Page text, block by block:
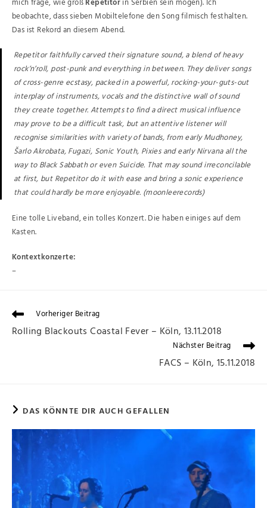
beobachte, dass sieben Mobiltelefone den Song filmisch festhalten.
Das ist Rekord an diesem Abend.
Repetitor faithfully carved their signature sound, a blend of heavy
rock’n’roll, post-punk and everything in between. They deliver songs
of cross-genre ecstasy, packed in a powerful, rocking-your-guts-out
interplay of instruments, vocals and the distinctive wall of sound
they create together. Attempts to find a direct musical influence
may prove to be a difficult task, but an attentive listener will
recognise similarities with variety of bands, from early Mudhoney,
Šarlo Akrobata, Fugazi, Sonic Youth, Pixies and early Nirvana all the
way to Black Sabbath or even Suicide. That may sound irreconcilable
at first, but Repetitor do it with ease and bring a sonic experience
that could hardly be more enjoyable. (moonleerecords)
Eine tolle Liveband, ein tolles Konzert. Die haben einiges auf dem
Kasten.
Kontextkonzerte:
–
Vorheriger Beitrag
Rolling Blackouts Coastal Fever – Köln, 13.11.2018
Nächster Beitrag
FACS – Köln, 15.11.2018
DAS KÖNNTE DIR AUCH GEFALLEN